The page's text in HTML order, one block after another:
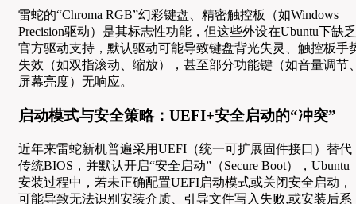
雷蛇的“Chroma RGB”幻彩键盘、精密触控板（如Windows
Precision驱动）是其标志性功能，但这些外设在Ubuntu下缺乏
官方驱动支持，默认驱动可能导致键盘背光失灵、触控板手
失效（如双指滚动、缩放），甚至部分功能键（如音量调节
屏幕亮度）无响应。
启动模式与安全策略：UEFI+安全启动的“冲突”
近年来雷蛇新机普遍采用UEFI（统一可扩展固件接口）替代
传统BIOS，并默认开启“安全启动”（Secure Boot），Ubuntu
安装过程中，若未正确配置UEFI启动模式或关闭安全启动，
可能导致无法识别安装介质、引导文件写入失败,或安装后系